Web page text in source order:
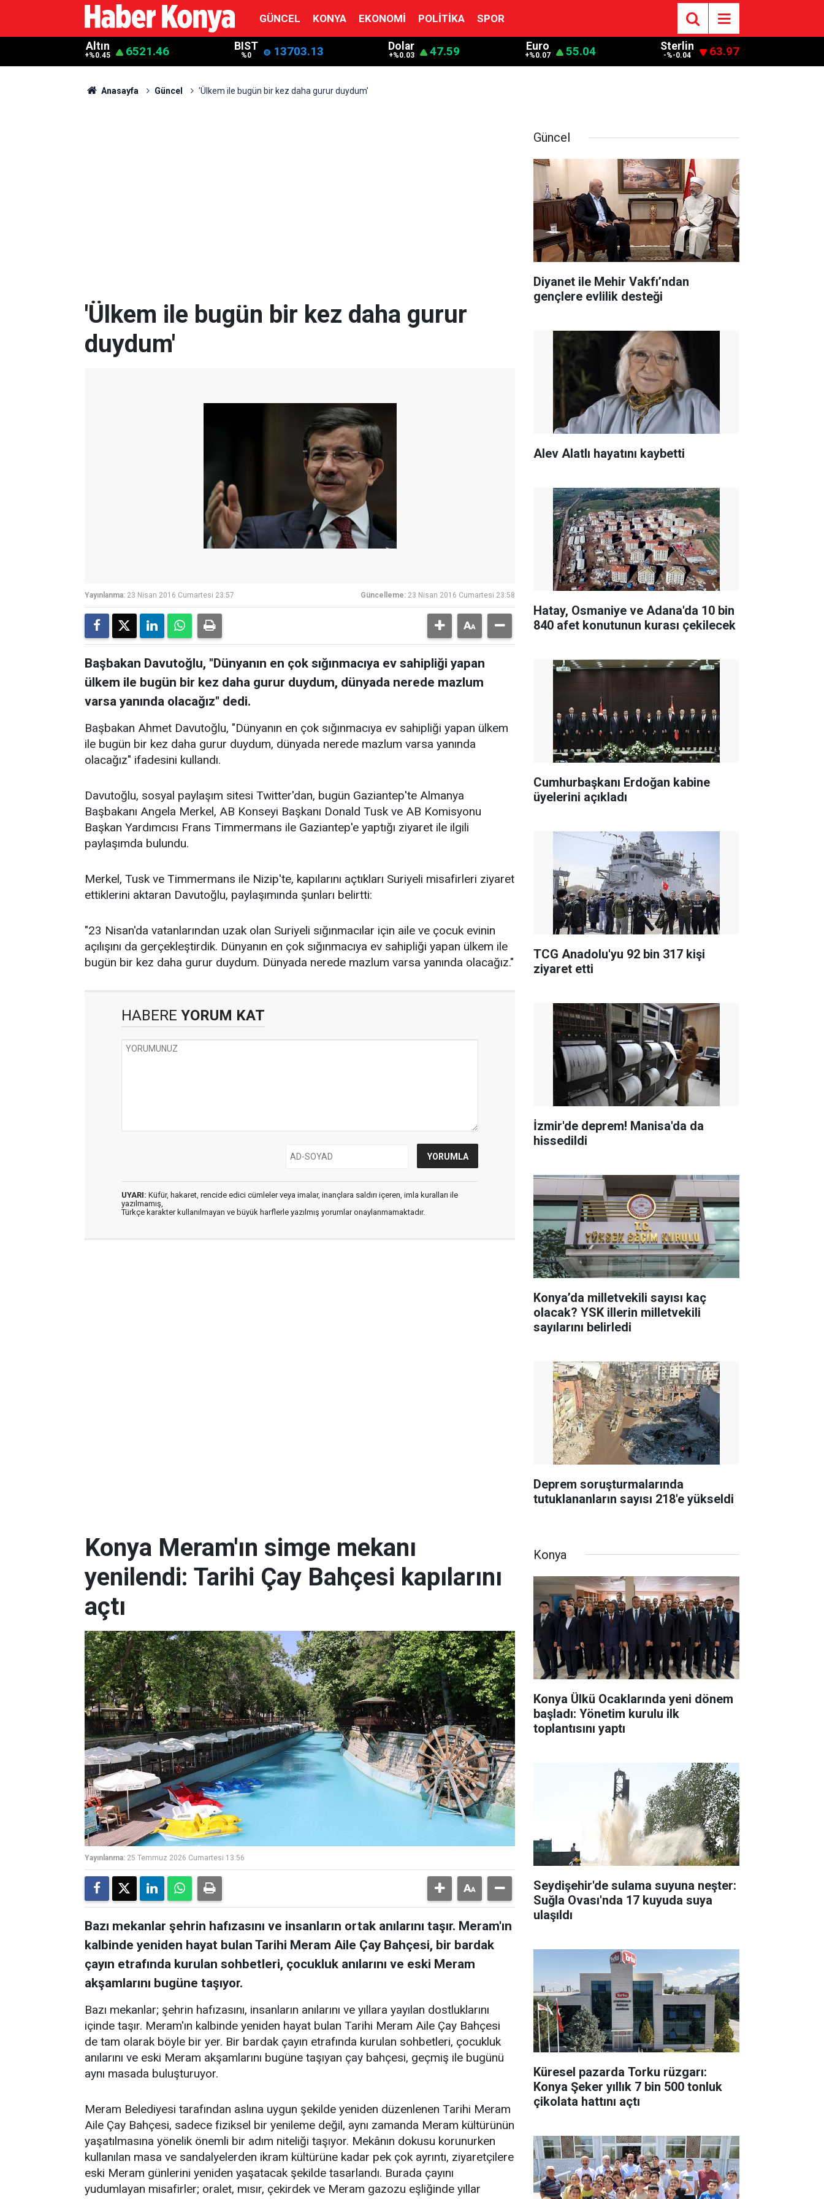
GÜNCEL KONYA EKONOMI POLITIKA SPOR
Altın
+%0.45 6521.46 BIST
%0 13703.13 Dolar
+%0.03 47.59 Euro
+%0.07 55.04 Sterlin
-%-0.04 63.97
Anasayfa Güncel 'Ülkem ile bugün bir kez daha gurur duydum'
'Ülkem ile bugün bir kez daha gurur
duydum'
Yayınlanma: 23 Nisan 2016 Cumartesi 23:57 Güncelleme: 23 Nisan 2016 Cumartesi 23:58
Başbakan Davutoğlu, "Dünyanın en çok sığınmacıya ev sahipliği yapan
ülkem ile bugün bir kez daha gurur duydum, dünyada nerede mazlum
varsa yanında olacağız" dedi.
Başbakan Ahmet Davutoğlu, "Dünyanın en çok sığınmacıya ev sahipliği yapan ülkem
ile bugün bir kez daha gurur duydum, dünyada nerede mazlum varsa yanında
olacağız" ifadesini kullandı.
Davutoğlu, sosyal paylaşım sitesi Twitter'dan, bugün Gaziantep'te Almanya
Başbakanı Angela Merkel, AB Konseyi Başkanı Donald Tusk ve AB Komisyonu
Başkan Yardımcısı Frans Timmermans ile Gaziantep'e yaptığı ziyaret ile ilgili
paylaşımda bulundu.
Merkel, Tusk ve Timmermans ile Nizip'te, kapılarını açtıkları Suriyeli misafirleri ziyaret
ettiklerini aktaran Davutoğlu, paylaşımında şunları belirtti:
"23 Nisan'da vatanlarından uzak olan Suriyeli sığınmacılar için aile ve çocuk evinin
açılışını da gerçekleştirdik. Dünyanın en çok sığınmacıya ev sahipliği yapan ülkem ile
bugün bir kez daha gurur duydum. Dünyada nerede mazlum varsa yanında olacağız."
HABERE YORUM KAT
UYARI: Küfür, hakaret, rencide edici cümleler veya imalar, inançlara saldırı içeren, imla kuralları ile
yazılmamış,
Türkçe karakter kullanılmayan ve büyük harflerle yazılmış yorumlar onaylanmamaktadır.
Güncel
Diyanet ile Mehir Vakfı’ndan
gençlere evlilik desteği
Alev Alatlı hayatını kaybetti
Hatay, Osmaniye ve Adana'da 10 bin
840 afet konutunun kurası çekilecek
Cumhurbaşkanı Erdoğan kabine
üyelerini açıkladı
TCG Anadolu'yu 92 bin 317 kişi
ziyaret etti
İzmir'de deprem! Manisa'da da
hissedildi
Konya’da milletvekili sayısı kaç
olacak? YSK illerin milletvekili
sayılarını belirledi
Deprem soruşturmalarında
tutuklananların sayısı 218'e yükseldi
Konya Meram'ın simge mekanı
yenilendi: Tarihi Çay Bahçesi kapılarını
açtı
Yayınlanma: 25 Temmuz 2026 Cumartesi 13:56
Bazı mekanlar şehrin hafızasını ve insanların ortak anılarını taşır. Meram'ın
kalbinde yeniden hayat bulan Tarihi Meram Aile Çay Bahçesi, bir bardak
çayın etrafında kurulan sohbetleri, çocukluk anılarını ve eski Meram
akşamlarını bugüne taşıyor.
Bazı mekanlar; şehrin hafızasını, insanların anılarını ve yıllara yayılan dostluklarını
içinde taşır. Meram'ın kalbinde yeniden hayat bulan Tarihi Meram Aile Çay Bahçesi
de tam olarak böyle bir yer. Bir bardak çayın etrafında kurulan sohbetleri, çocukluk
anılarını ve eski Meram akşamlarını bugüne taşıyan çay bahçesi, geçmiş ile bugünü
aynı masada buluşturuyor.
Meram Belediyesi tarafından aslına uygun şekilde yeniden düzenlenen Tarihi Meram
Aile Çay Bahçesi, sadece fiziksel bir yenileme değil, aynı zamanda Meram kültürünün
yaşatılmasına yönelik önemli bir adım niteliği taşıyor. Mekânın dokusu korunurken
kullanılan masa ve sandalyelerden ikram kültürüne kadar pek çok ayrıntı, ziyaretçilere
eski Meram günlerini yeniden yaşatacak şekilde tasarlandı. Burada çayını
yudumlayan misafirler; oralet, mısır, çekirdek ve Meram gazozu eşliğinde yıllar
Konya
Konya Ülkü Ocaklarında yeni dönem
başladı: Yönetim kurulu ilk
toplantısını yaptı
Seydişehir'de sulama suyuna neşter:
Suğla Ovası'nda 17 kuyuda suya
ulaşıldı
Küresel pazarda Torku rüzgarı:
Konya Şeker yıllık 7 bin 500 tonluk
çikolata hattını açtı